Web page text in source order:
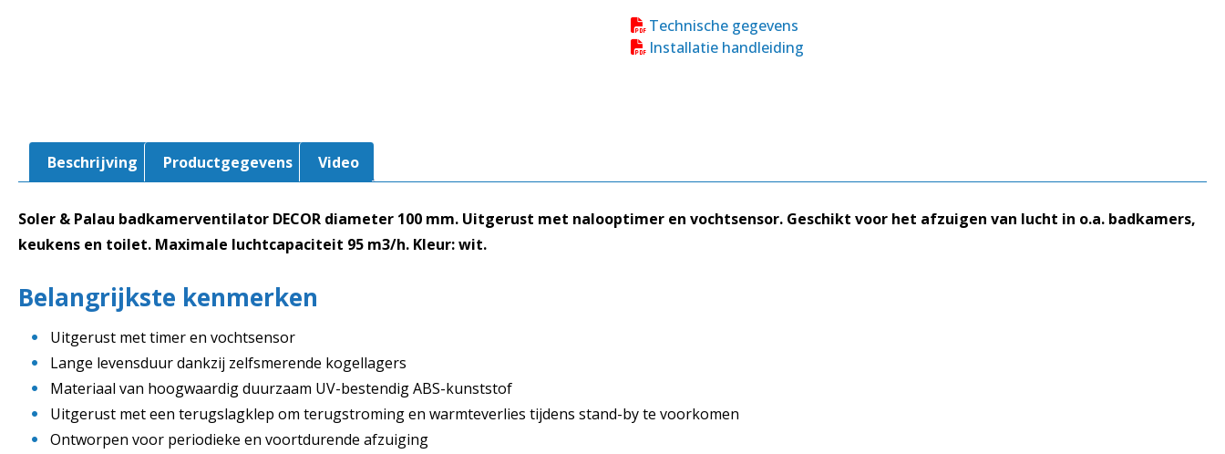
CHZ
aantal
Technische gegevens
Installatie handleiding
Beschrijving Productgegevens Video
Soler & Palau badkamerventilator DECOR diameter 100 mm. Uitgerust met nalooptimer en vochtsensor. Geschikt voor het afzuigen van lucht in o.a. badkamers,
keukens en toilet. Maximale luchtcapaciteit 95 m3/h. Kleur: wit.
Belangrijkste kenmerken
Uitgerust met timer en vochtsensor
Lange levensduur dankzij zelfsmerende kogellagers
Materiaal van hoogwaardig duurzaam UV-bestendig ABS-kunststof
Uitgerust met een terugslagklep om terugstroming en warmteverlies tijdens stand-by te voorkomen
Ontworpen voor periodieke en voortdurende afzuiging